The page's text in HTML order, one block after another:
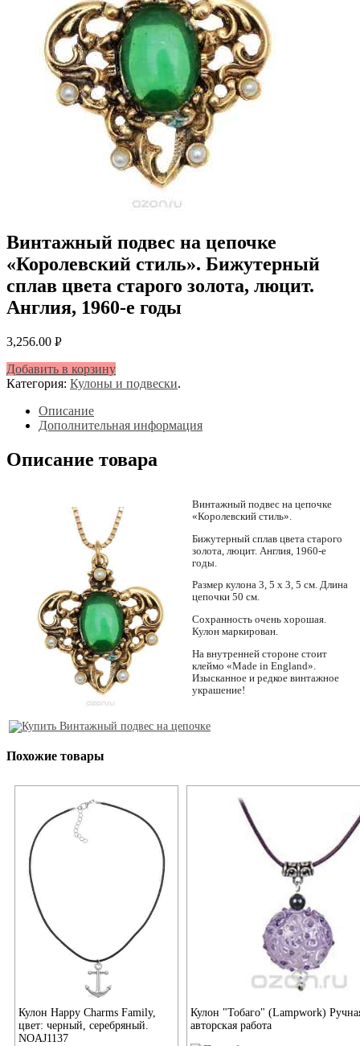
Винтажный подвес на цепочке
«Королевский стиль». Бижутерный
сплав цвета старого золота, люцит.
Англия, 1960-е годы
3,256.00 Р
Добавить в корзину
Категория: Кулоны и подвески.
Описание
Дополнительная информация
Описание товара
Винтажный подвес на цепочке
«Королевский стиль».
Бижутерный сплав цвета старого
золота, люцит. Англия, 1960-е
годы.
Размер кулона 3, 5 х 3, 5 см. Длина
цепочки 50 см.
Сохранность очень хорошая.
Кулон маркирован.
На внутренней стороне стоит
клеймо «Made in England».
Изысканное и редкое винтажное
украшение!
Похожие товары
Кулон Happy Charms Family,
цвет: черный, серебряный.
NOAJ1137
Кулон "Тобаго" (Lampwork)
авторская работа